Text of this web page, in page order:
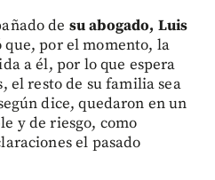
de su abogado, Luis
que, por el momento, la
a él, por lo que espera
el resto de su familia sea
dice, quedaron en un
y de riesgo, como
el pasado